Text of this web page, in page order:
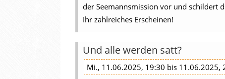
der Seemannsmission vor und schildert
Ihr zahlreiches Erscheinen!
Und alle werden satt?
Mi., 11.06.2025, 19:30 bis 11.06.2025,